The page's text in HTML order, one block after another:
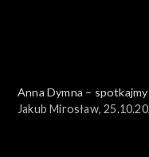
Anna Dymna – spotkajmy
Jakub Mirosław,